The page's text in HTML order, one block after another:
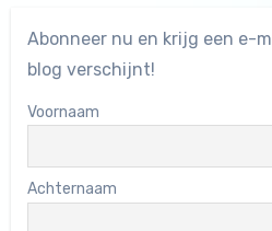
Abonneer nu en krijg een e-
blog verschijnt!
Voornaam
Achternaam